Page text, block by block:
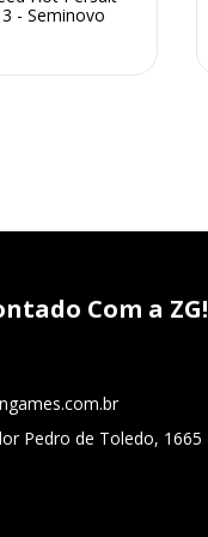
- Seminovo
Com a ZG!
Pedro de Toledo, 1665